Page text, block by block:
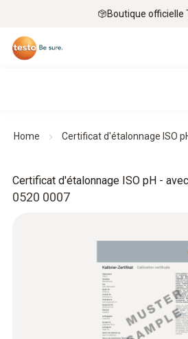
Boutique officielle
Home Certificat d'étalonnage ISO
0520 0007
Certificat d'étalonnage ISO pH -